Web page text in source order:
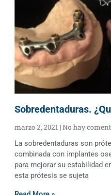
Sobredentaduras.
marzo 2, 2021 No hay
La sobredentaduras son
combinada con implantes
para mejorar su estabilidad
esta prótesis se sujeta